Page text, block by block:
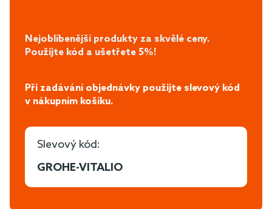
Nejoblíbenější produkty za skvělé ceny.
Použijte kód a ušetřete 5%!
Při zadávání objednávky použijte slevový kód
v nákupním košíku.
Slevový kód:
GROHE-VITALIO